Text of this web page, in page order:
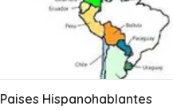
Paises Hispanohablantes